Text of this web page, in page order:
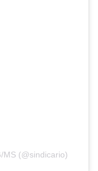
MS (@sindicario)